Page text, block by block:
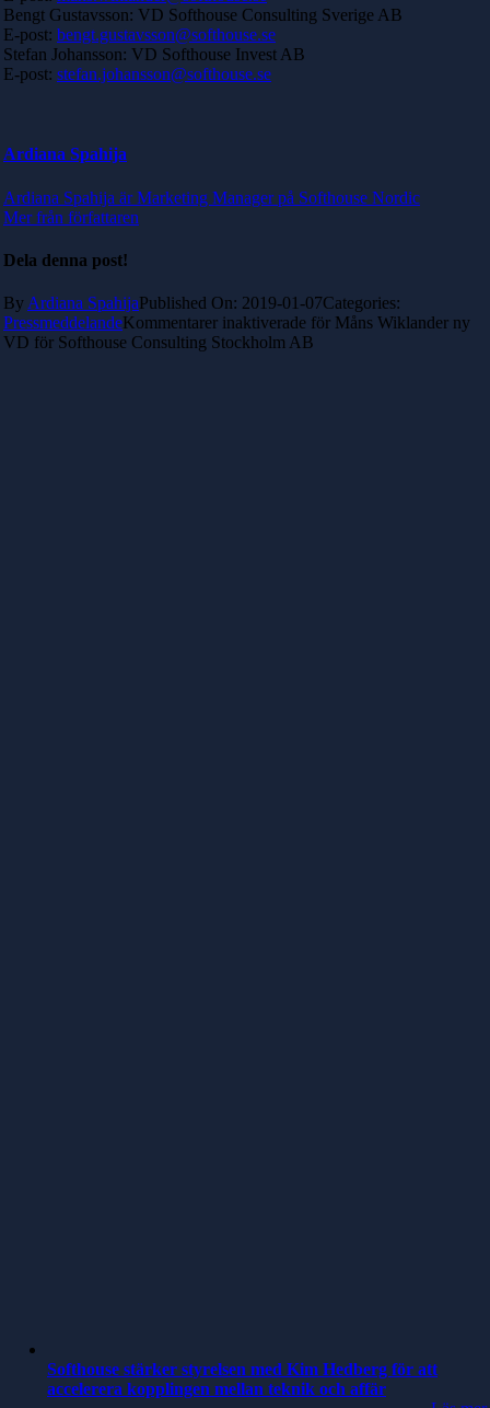
Bengt Gustavsson: VD Softhouse Consulting Sverige AB
E-post: bengt.gustavsson@softhouse.se
Stefan Johansson: VD Softhouse Invest AB
E-post: stefan.johansson@softhouse.se
Ardiana Spahija
Ardiana Spahija är Marketing Manager på Softhouse Nordic
Mer från författaren
Dela denna post!
By Ardiana SpahijaPublished On: 2019-01-07Categories:
PressmeddelandeKommentarer inaktiverade för Måns Wiklander ny
VD för Softhouse Consulting Stockholm AB
Softhouse stärker styrelsen med Kim Hedberg för att
accelerera kopplingen mellan teknik och affär